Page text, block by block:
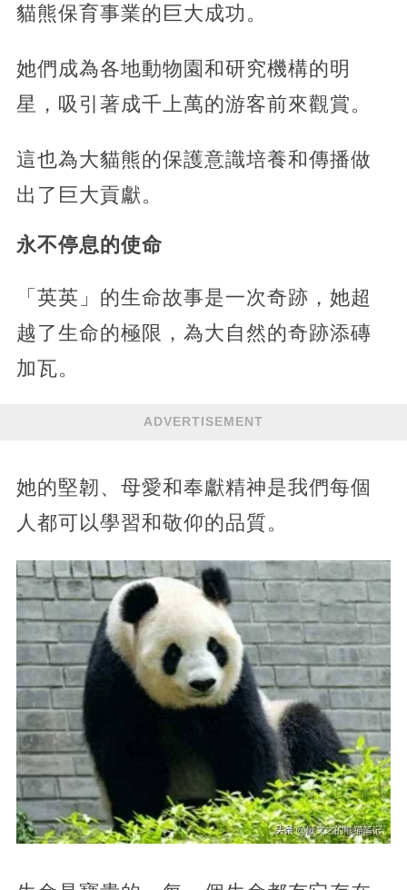
貓熊保育事業的巨大成功。
她們成為各地動物園和研究機構的明
星，吸引著成千上萬的游客前來觀賞。
這也為大貓熊的保護意識培養和傳播做
出了巨大貢獻。
永不停息的使命
「英英」的生命故事是一次奇跡，她超
越了生命的極限，為大自然的奇跡添磚
加瓦。
ADVERTISEMENT
她的堅韌、母愛和奉獻精神是我們每個
人都可以學習和敬仰的品質。